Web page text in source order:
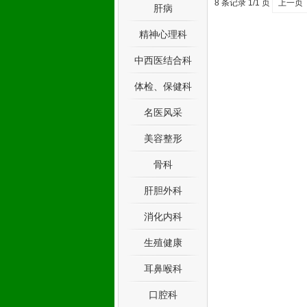
肝病
精神心理科
中西医结合科
体检、保健科
名医风采
美容整形
骨科
肝胆外科
消化内科
生殖健康
耳鼻喉科
口腔科
8 条记录 1/1 页 上一页